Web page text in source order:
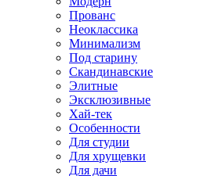
Прованс
Неоклассика
Минимализм
Под старину
Скандинавские
Элитные
Эксклюзивные
Хай-тек
Особенности
Для студии
Для хрущевки
Для дачи